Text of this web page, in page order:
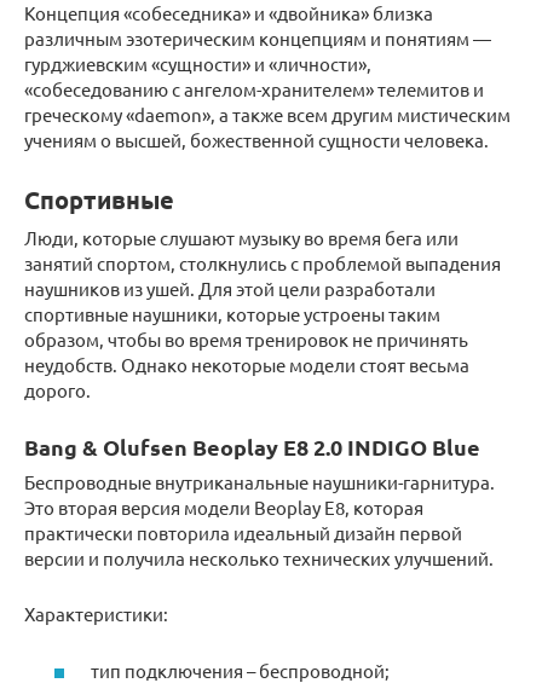
Концепция «собеседника» и «двойника» близка
различным эзотерическим концепциям и понятиям —
гурджиевским «сущности» и «личности»,
«собеседованию с ангелом-хранителем» телемитов и
греческому «daemon», а также всем другим мистическим
учениям о высшей, божественной сущности человека.
Спортивные
Люди, которые слушают музыку во время бега или
занятий спортом, столкнулись с проблемой выпадения
наушников из ушей. Для этой цели разработали
спортивные наушники, которые устроены таким
образом, чтобы во время тренировок не причинять
неудобств. Однако некоторые модели стоят весьма
дорого.
Bang & Olufsen Beoplay E8 2.0 INDIGO Blue
Беспроводные внутриканальные наушники-гарнитура.
Это вторая версия модели Beoplay E8, которая
практически повторила идеальный дизайн первой
версии и получила несколько технических улучшений.
Характеристики:
тип подключения – беспроводной;